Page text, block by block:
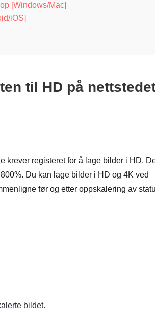
[Windows/Mac]
iOS]
til HD på
krever registeret for å lage bilder i HD.
Du kan lage bilder i HD og 4K ved
før og etter oppskalering av
bildet.